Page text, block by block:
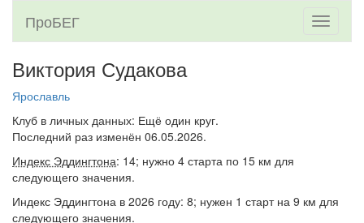
Toggle
ПроБЕГ
Виктория Судакова
Ярославль
Клуб в личных данных: Ещё один круг.
Последний раз изменён 06.05.2026.
Индекс Эддингтона: 14; нужно 4 старта по 15 км для
следующего значения.
Индекс Эддингтона в 2026 году: 8; нужен 1 старт на 9 км для
следующего значения.